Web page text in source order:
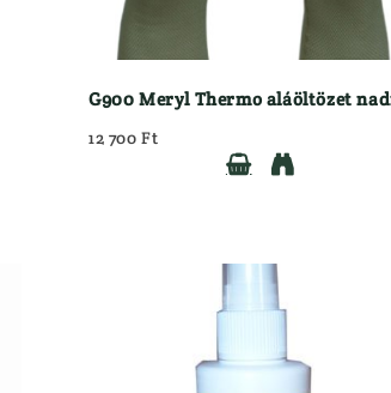
Távolságmérő
G900 Meryl Thermo aláöltözet
12 700 Ft

